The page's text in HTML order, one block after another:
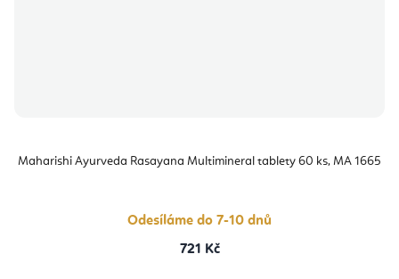
Maharishi Ayurveda Rasayana Multimineral tablety 60 ks, MA 1665
Odesíláme do 7-10 dnů
721 Kč